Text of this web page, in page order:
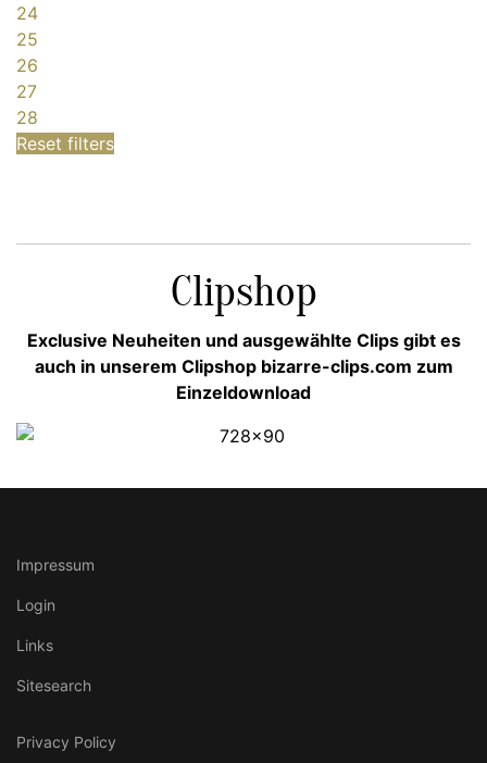
24
25
26
27
28
Reset filters
Clipshop
Exclusive Neuheiten und ausgewählte Clips gibt es
auch in unserem Clipshop bizarre-clips.com zum
Einzeldownload
Impressum
Login
Links
Sitesearch
Privacy Policy